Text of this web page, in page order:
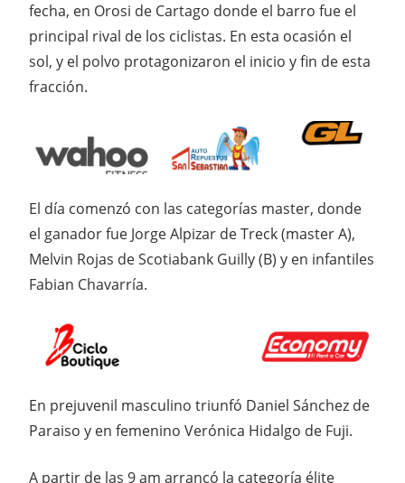
fecha, en Orosi de Cartago donde el barro fue el
principal rival de los ciclistas. En esta ocasión el
sol, y el polvo protagonizaron el inicio y fin de esta
fracción.
El día comenzó con las categorías master, donde
el ganador fue Jorge Alpizar de Treck (master A),
Melvin Rojas de Scotiabank Guilly (B) y en infantiles
Fabian Chavarría.
En prejuvenil masculino triunfó Daniel Sánchez de
Paraiso y en femenino Verónica Hidalgo de Fuji.
A partir de las 9 am arrancó la categoría élite